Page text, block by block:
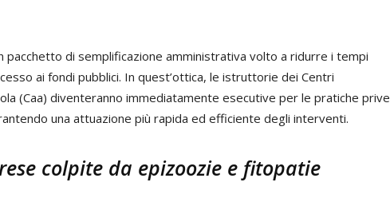
pacchetto di semplificazione amministrativa volto a ridurre i tempi
ai fondi pubblici. In quest’ottica, le istruttorie dei Centri
(Caa) diventeranno immediatamente esecutive per le pratiche prive
una attuazione più rapida ed efficiente degli interventi.
colpite da epizoozie e fitopatie